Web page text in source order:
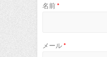
名前*
メール*